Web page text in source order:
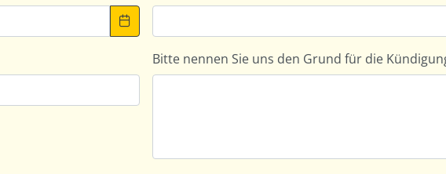
Bitte nennen Sie uns den Grund für die